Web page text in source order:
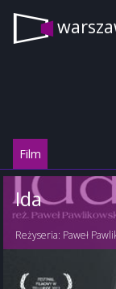
Film
Ida
Reżyseria: Paweł